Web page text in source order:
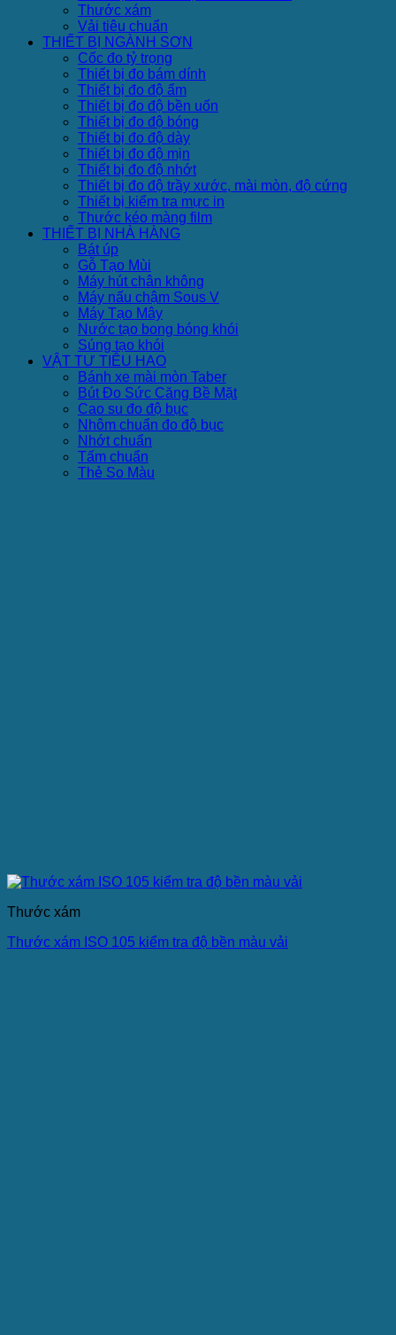
Thước xám
Vải tiêu chuẩn
THIẾT BỊ NGÀNH SƠN
Cốc đo tỷ trọng
Thiết bị đo bám dính
Thiết bị đo độ ẩm
Thiết bị đo độ bền uốn
Thiết bị đo độ bóng
Thiết bị đo độ dày
Thiết bị đo độ mịn
Thiết bị đo độ nhớt
Thiết bị đo độ trầy xước, mài mòn, độ cứng
Thiết bị kiểm tra mực in
Thước kéo màng film
THIẾT BỊ NHÀ HÀNG
Bát úp
Gỗ Tạo Mùi
Máy hút chân không
Máy nấu chậm Sous V
Máy Tạo Mây
Nước tạo bong bóng khói
Súng tạo khói
VẬT TƯ TIÊU HAO
Bánh xe mài mòn Taber
Bút Đo Sức Căng Bề Mặt
Cao su đo độ bục
Nhôm chuẩn đo độ bục
Nhớt chuẩn
Tấm chuẩn
Thẻ So Màu
Thước xám
Thước xám ISO 105 kiểm tra độ bền màu vải